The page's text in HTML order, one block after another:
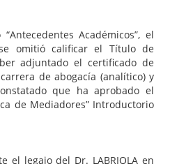
Académicos”, el
omitió calificar el Título de
adjuntado el certificado de
de abogacía (analítico) y
que ha aprobado el
de Mediadores” Introductorio
el legajo del Dr. LABRIOLA en